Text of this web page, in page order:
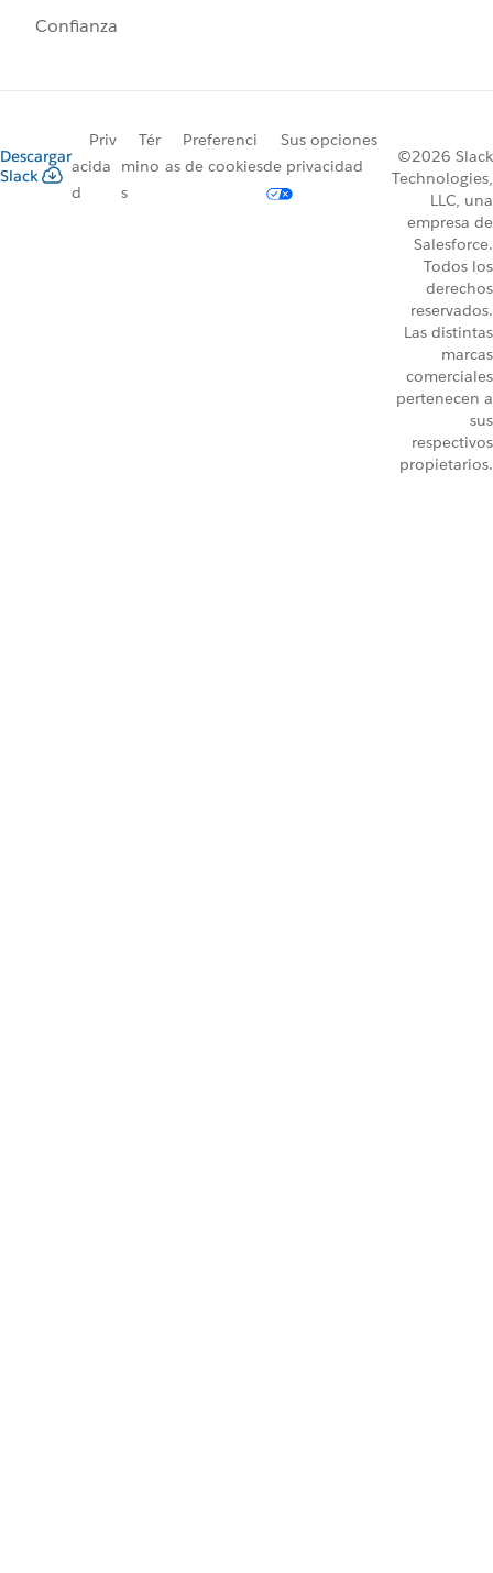
Confianza
Descargar
Slack
Priv
acida
d
Tér
mino
s
Preferenci
as de cookies
Sus opciones
de privacidad
©2026 Slack
Technologies,
LLC, una
empresa de
Salesforce.
Todos los
derechos
reservados.
Las distintas
marcas
comerciales
pertenecen a
sus
respectivos
propietarios.